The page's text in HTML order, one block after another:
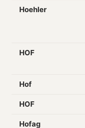
Hoehler
HOF
Hof
HOF
Hofag